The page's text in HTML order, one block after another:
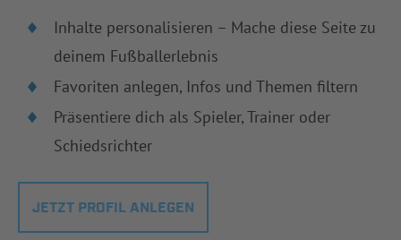
Inhalte personalisieren – Mache diese Seite zu
deinem Fußballerlebnis
Favoriten anlegen, Infos und Themen filtern
Präsentiere dich als Spieler, Trainer oder
Schiedsrichter
JETZT PROFIL ANLEGEN